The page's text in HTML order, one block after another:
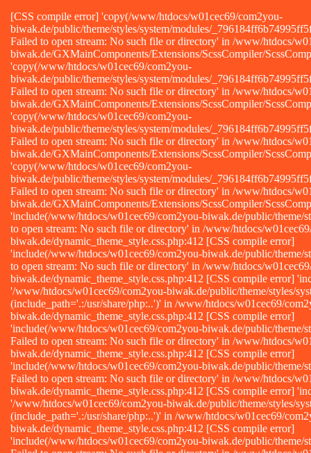
***Betriebsferien***
Das sind wir!
NEU im Shop
Info Vorbestellung
Bonusprogramm
Rabatte|Gewinnspiele
DeutschlandLieferland
Lieferland
Kundenlogin
Kundenlogin
E-Mail
Passwort
Toggle Password View
Konto erstellen
Passwort vergessen?
Merkzettel
***Betriebsferien***
Das sind wir!
NEU im Shop
Info Vorbestellung
Bonusprogramm
Rabatte|Gewinnspiele